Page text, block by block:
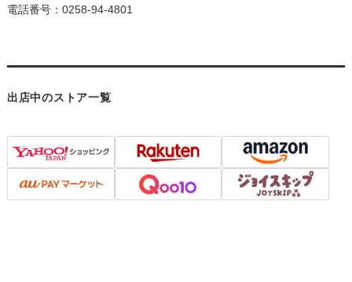
電話番号：0258-94-4801
出店中のストア一覧